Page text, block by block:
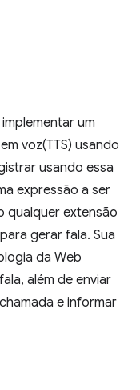
um
voz(TTS) usando
usando essa
expressão a ser
qualquer extensão
para gerar fala. Sua
da Web
além de enviar
e informar